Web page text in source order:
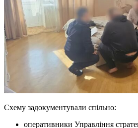
Схему задокументували спільно:
оперативники Управління